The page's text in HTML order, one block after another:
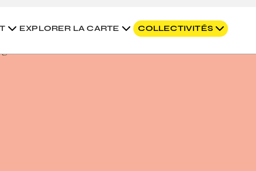
EXPLORER LA CARTE COLLECTIVITÉS